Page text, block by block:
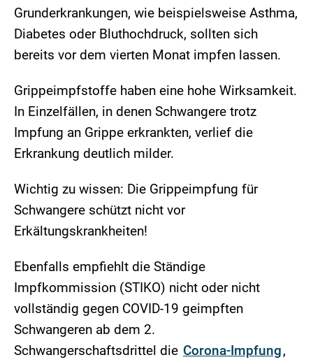
Grunderkrankungen, wie beispielsweise Asthma,
Diabetes oder Bluthochdruck, sollten sich
bereits vor dem vierten Monat impfen lassen.
Grippeimpfstoffe haben eine hohe Wirksamkeit.
In Einzelfällen, in denen Schwangere trotz
Impfung an Grippe erkrankten, verlief die
Erkrankung deutlich milder.
Wichtig zu wissen: Die Grippeimpfung für
Schwangere schützt nicht vor
Erkältungskrankheiten!
Ebenfalls empfiehlt die Ständige
Impfkommission (STIKO) nicht oder nicht
vollständig gegen COVID-19 geimpften
Schwangeren ab dem 2.
Schwangerschaftsdrittel die Corona-Impfung,